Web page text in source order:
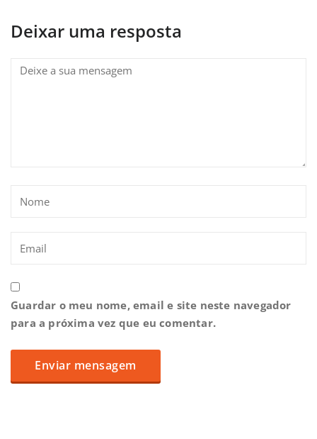
Deixar uma resposta
Guardar o meu nome, email e site neste navegador
para a próxima vez que eu comentar.